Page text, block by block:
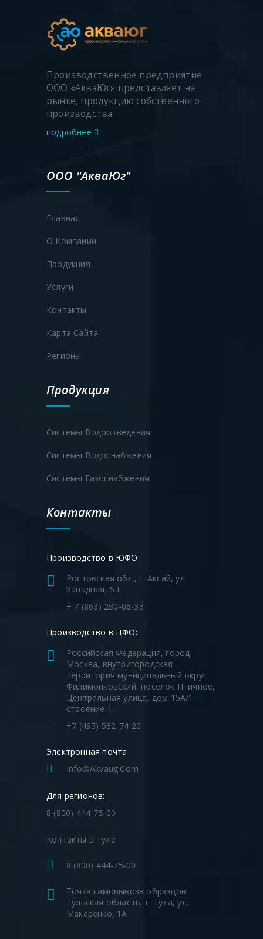
Производственное предприятие
ООО «АкваЮг» представляет на
рынке, продукцию собственного
производства.
подробнее
ООО "АкваЮг"
Главная
О Компании
Продукция
Услуги
Контакты
Карта Сайта
Регионы
Продукция
Системы Водоотведения
Системы Водоснабжения
Системы Газоснабжения
Контакты
Производство в ЮФО:
Ростовская обл., г. Аксай, ул.
Западная, 5 Г.
+ 7 (863) 280-06-33
Производство в ЦФО:
Российская Федерация, город
Москва, внутригородская
территория муниципальный округ
Филимонковский, посёлок Птичное,
Центральная улица, дом 15А/1
строение 1.
+7 (495) 532-74-20
Электронная почта
Info@akvaug.com
Для регионов:
8 (800) 444-75-00
Контакты в Туле
8 (800) 444-75-00
Точка самовывоза образцов:
Тульская область, г. Тула, ул.
Макаренко, 1А